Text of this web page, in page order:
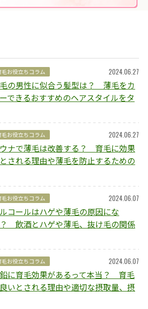
毛お役立ちコラム 2024.06.27
の男性に似合う髪型は？ 薄毛をカ
できるおすすめのヘアスタイルをタ
毛お役立ちコラム 2024.06.27
ナで薄毛は改善する？ 育毛に効果
される理由や薄毛を防止するための
毛お役立ちコラム 2024.06.07
コールはハゲや薄毛の原因にな
飲酒とハゲや薄毛、抜け毛の関係
毛お役立ちコラム 2024.06.07
に育毛効果があるって本当？ 育毛
いとされる理由や適切な摂取量、摂